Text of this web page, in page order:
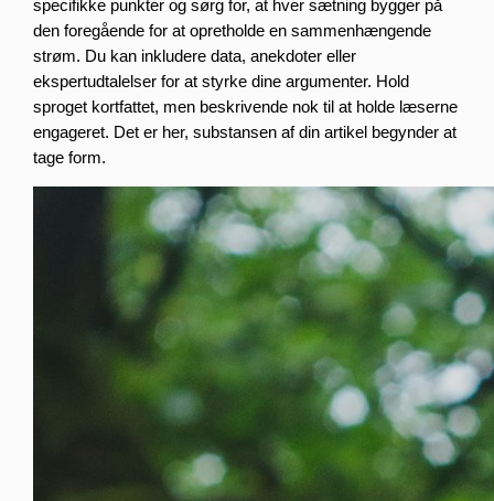
specifikke punkter og sørg for, at hver sætning bygger på
den foregående for at opretholde en sammenhængende
strøm. Du kan inkludere data, anekdoter eller
ekspertudtalelser for at styrke dine argumenter. Hold
sproget kortfattet, men beskrivende nok til at holde læserne
engageret. Det er her, substansen af din artikel begynder at
tage form.